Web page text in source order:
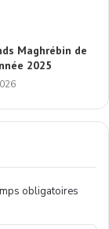
Maghrébin de
2025
obligatoires